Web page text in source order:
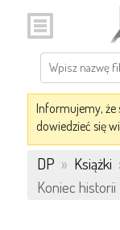
Informujemy, że
dowiedzieć się
DP » Książki
Koniec historii